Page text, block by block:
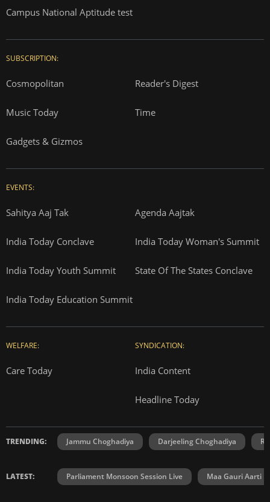
Campus National Aptitude test
SUBSCRIPTION:
Cosmopolitan Reader's Digest
Music Today Time
Gadgets & Gizmos
EVENTS:
Sahitya Aaj Tak Agenda Aajtak
India Today Conclave India Today Woman's Summit
India Today Youth Summit State Of The States Conclave
India Today Education Summit
WELFARE:
Care Today
SYNDICATION:
India Content
Headline Today
TRENDING: Jammu Choghadiya Darjeeling Choghadiya
LATEST: Parliament Monsoon Session Live Maa Gauri Aarti